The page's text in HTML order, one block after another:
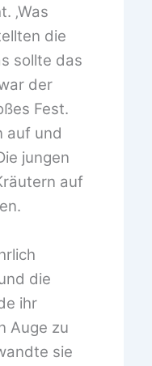
‚Was
die
sollte das
der
Fest.
auf und
jungen
auf
die
ihr
Auge zu
sie